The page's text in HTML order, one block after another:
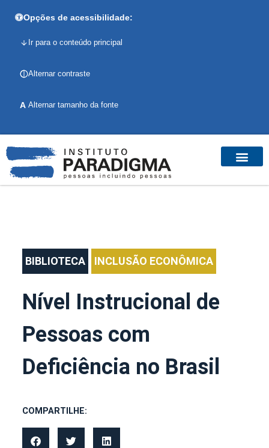
Opções de acessibilidade:
Ir para o conteúdo principal
Alternar contraste
A Alternar tamanho da fonte
BIBLIOTECA INCLUSÃO ECONÔMICA
Nível Instrucional de
Pessoas com
Deficiência no Brasil
COMPARTILHE: